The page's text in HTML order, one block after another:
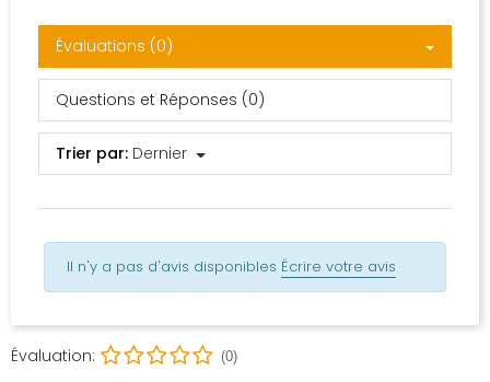
Évaluations (0)
Questions et Réponses (0)
Trier par: Dernier
Il n'y a pas d'avis disponibles Écrire votre avis
Évaluation: (0)